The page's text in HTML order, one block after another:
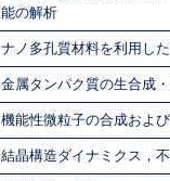
能の解析
ナノ多孔質材料を利用し
金属タンパク質の生合成
機能性微粒子の合成およ
結晶構造ダイナミクス，